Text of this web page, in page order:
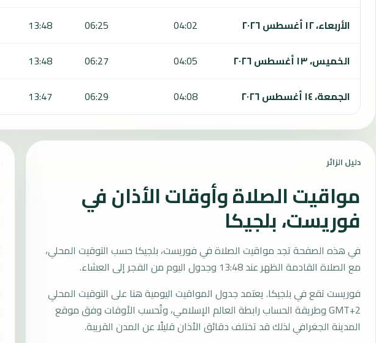
الأربعاء، ١٢ أغسطس ٢٠٢٦
04:02
06:25
13:48
الخميس، ١٣ أغسطس ٢٠٢٦
04:05
06:27
13:48
الجمعة، ١٤ أغسطس ٢٠٢٦
04:08
06:29
13:47
دليل الزائر
مواقيت الصلاة وأوقات الأذان في
فوريست، بلجيكا
في هذه الصفحة تجد مواقيت الصلاة في فوريست، بلجيكا حسب التوقيت المحلي،
مع الصلاة القادمة الظهر عند 13:48 وجدول اليوم من الفجر إلى العشاء.
فوريست تقع في بلجيكا. يعتمد جدول المواقيت اليومية هنا على التوقيت المحلي
GMT+2 وطريقة الحساب رابطة العالم الإسلامي، وتُحسب الأوقات وفق موقع
المدينة الجغرافي لذلك قد تختلف دقائق الأذان قليلًا عن المدن القريبة.